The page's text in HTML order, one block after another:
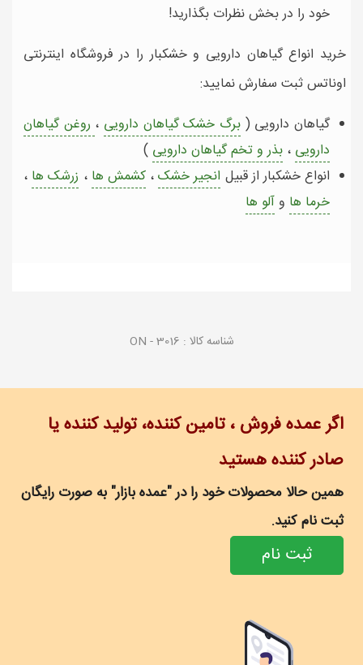
خود را در بخش نظرات بگذارید!
خرید انواع گیاهان دارویی و خشکبار را در فروشگاه اینترنتی
اوناتس ثبت سفارش نمایید:
گیاهان دارویی ( برگ خشک گیاهان دارویی ، روغن گیاهان
دارویی ، بذر و تخم گیاهان دارویی )
انواع خشکبار از قبیل انجیر خشک،کشمش ها ، زرشک ها ،
خرما ها وآلو ها
شناسه کالا : ON - 3016
اگر عمده فروش ، تامین کننده، تولید کننده یا
صادر کننده هستید
همین حالا محصولات خود را در "عمده بازار" به صورت رایگان
ثبت نام کنید.
ثبت نام